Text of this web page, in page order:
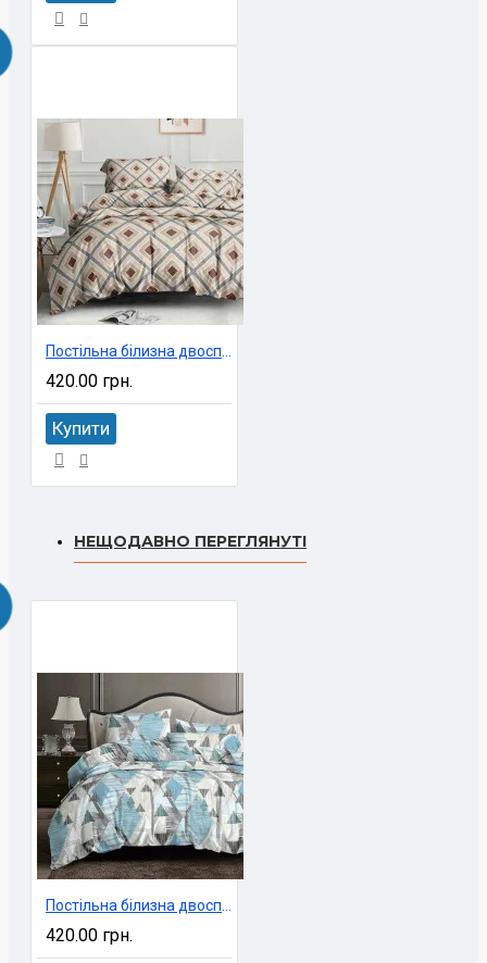
Постільна білизна двоспальне економ 180х220 см Ninel арт. BX-138
420.00 грн.
Купити
НЕЩОДАВНО ПЕРЕГЛЯНУТІ
Постільна білизна двоспальне економ 180х220 см Ninel арт. UXT-41
420.00 грн.